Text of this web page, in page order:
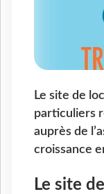
Le site de
particuliers
auprès de
croissance
Le site